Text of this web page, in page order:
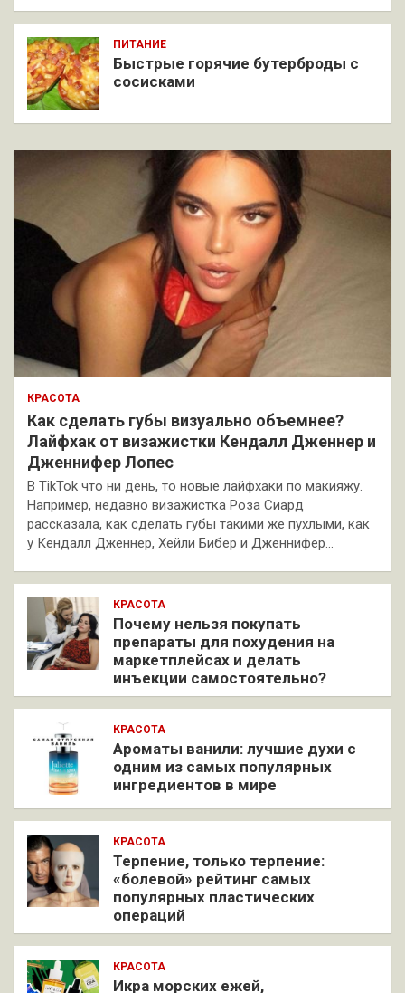
ПИТАНИЕ
Быстрые горячие бутерброды с
сосисками
КРАСОТА
Как сделать губы визуально объемнее?
Лайфхак от визажистки Кендалл Дженнер и
Дженнифер Лопес
В TikTok что ни день, то новые лайфхаки по макияжу.
Например, недавно визажистка Роза Сиард
рассказала, как сделать губы такими же пухлыми, как
у Кендалл Дженнер, Хейли Бибер и Дженнифер…
КРАСОТА
Почему нельзя покупать
препараты для похудения на
маркетплейсах и делать
инъекции самостоятельно?
КРАСОТА
Ароматы ванили: лучшие духи с
одним из самых популярных
ингредиентов в мире
КРАСОТА
Терпение, только терпение:
«болевой» рейтинг самых
популярных пластических
операций
КРАСОТА
Икра морских ежей,